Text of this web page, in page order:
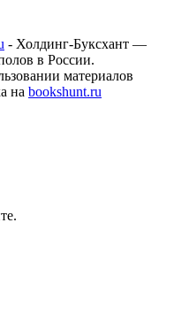
- Холдинг-Буксхант —
в России.
материалов
на bookshunt.ru